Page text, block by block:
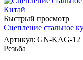
Быстрый просмотр
Сцепление стальное
Артикул: GN-KAG-12
Резьба